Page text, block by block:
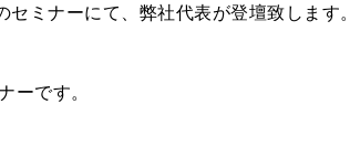
ミナーにて、弊社代表が登壇致します。
ーです。